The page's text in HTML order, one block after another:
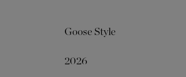
Goose Style
2026